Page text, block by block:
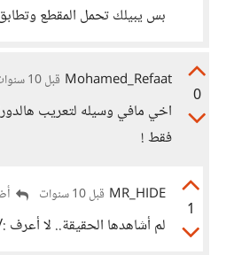
بس يبيلك تحمل المقطع
0
Mohamed_Refaat قبل 10 سنوات
اخي مافي وسيله لتعريب
فقط !
1
MR_HIDE قبل 10 سنوات
لم أشاهدها الحقيقة.. لا أعرف